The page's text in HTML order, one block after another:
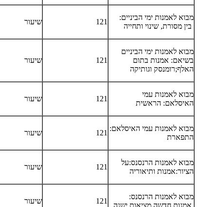
מבוא לאמנות ימי הביניים:
בין מסורת, שינוי ותחייה
121 שיעור
מבוא לאמנות ימי הביניים
בשיאם: אמנות בתום
האלף;רומנסק וגותיקה
121 שיעור
מבוא לאמנות עמי
האיסלאם: הראשית
121 שיעור
מבוא לאמנות עמי האיסלאם:
התפארת
121 שיעור
מבוא לאמנות הרנסנס:על
הציור:אמנות ותיאוריה
121 שיעור
מבוא לאמנות הרנסנס:
121 שיעור